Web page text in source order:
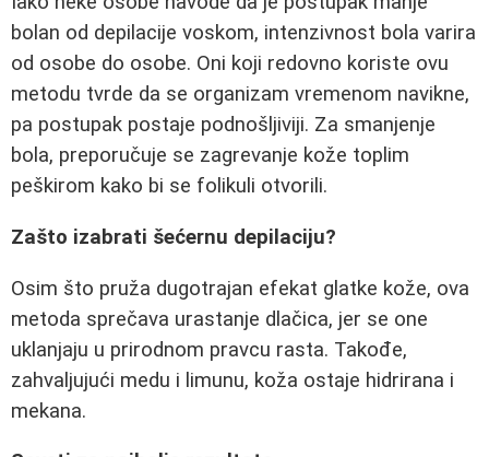
bolan od depilacije voskom, intenzivnost bola varira
od osobe do osobe. Oni koji redovno koriste ovu
metodu tvrde da se organizam vremenom navikne,
pa postupak postaje podnošljiviji. Za smanjenje
bola, preporučuje se zagrevanje kože toplim
peškirom kako bi se folikuli otvorili.
Zašto izabrati šećernu depilaciju?
Osim što pruža dugotrajan efekat glatke kože, ova
metoda sprečava urastanje dlačica, jer se one
uklanjaju u prirodnom pravcu rasta. Takođe,
zahvaljujući medu i limunu, koža ostaje hidrirana i
mekana.